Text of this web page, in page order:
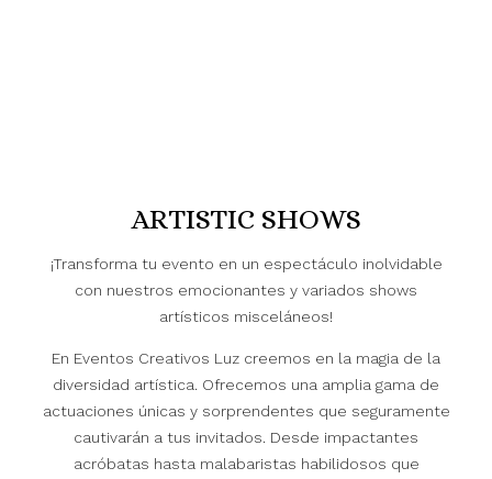
ARTISTIC SHOWS
¡Transforma tu evento en un espectáculo inolvidable
con nuestros emocionantes y variados shows
artísticos misceláneos!
En Eventos Creativos Luz creemos en la magia de la
diversidad artística. Ofrecemos una amplia gama de
actuaciones únicas y sorprendentes que seguramente
cautivarán a tus invitados. Desde impactantes
acróbatas hasta malabaristas habilidosos que